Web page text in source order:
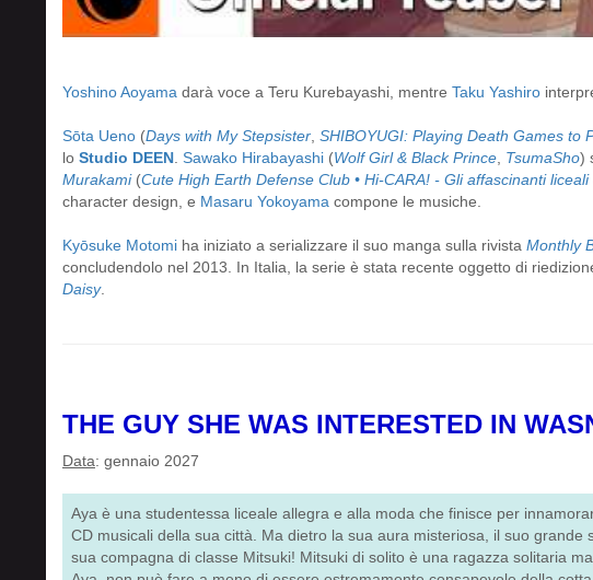
Yoshino Aoyama darà voce a Teru Kurebayashi, mentre Taku Yashiro
Sōta Ueno (Days with My Stepsister SHIBOYUGI: Playing Death Games to
lo Studio DEEN Sawako Hirabayashi (Wolf Girl & Black Prince TsumaSho)
Murakami(Cute High Earth Defense Club • Hi-CARA! - Gli affascinanti
character design, e Masaru Yokoyama compone le musiche.
Kyōsuke Motomi ha iniziato a serializzare il suo manga sulla rivista Monthly
concludendolo nel 2013. In Italia, la serie è stata recente oggetto di
Daisy.
THE GUY SHE WAS INTERESTED IN
Data: gennaio 2027
Aya è una studentessa liceale allegra e alla moda che finisce per
CD musicali della sua città. Ma dietro la sua aura misteriosa, il suo
sua compagna di classe Mitsuki! Mitsuki di solito è una ragazza solitaria